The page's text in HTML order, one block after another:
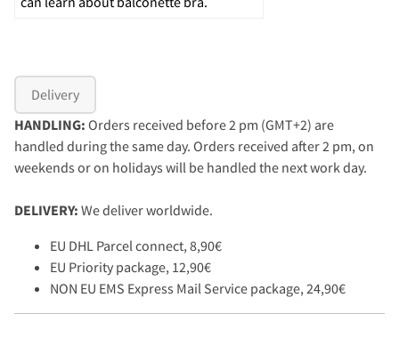
Delivery
HANDLING: Orders received before 2 pm (GMT+2) are
handled during the same day. Orders received after 2 pm, on
weekends or on holidays will be handled the next work day.
DELIVERY: We deliver worldwide.
EU DHL Parcel connect, 8,90€
EU Priority package, 12,90€
NON EU EMS Express Mail Service package, 24,90€